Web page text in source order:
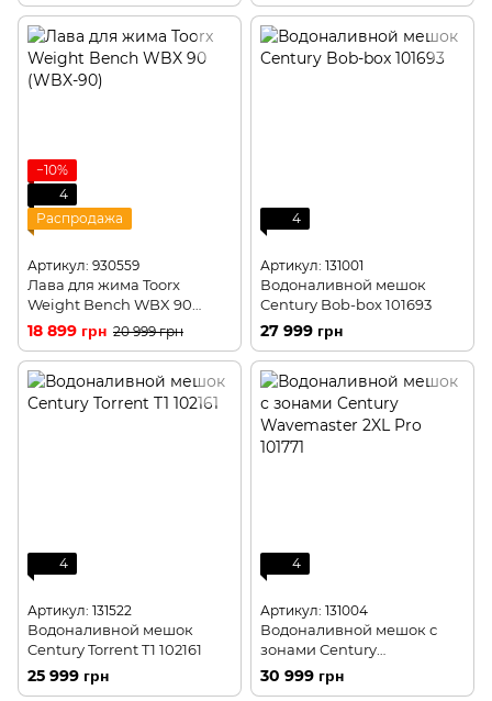
−10%
4
Распродажа
Артикул: 930559
Лава для жима Toorx
Weight Bench WBX 90
(WBX-90)
18 899 грн 20 999 грн
4
Артикул: 131001
Водоналивной мешок
Century Bob-box 101693
27 999 грн
4
Артикул: 131522
Водоналивной мешок
Century Torrent T1 102161
25 999 грн
4
Артикул: 131004
Водоналивной мешок с
зонами Century
Wavemaster 2XL Pro 101771
30 999 грн